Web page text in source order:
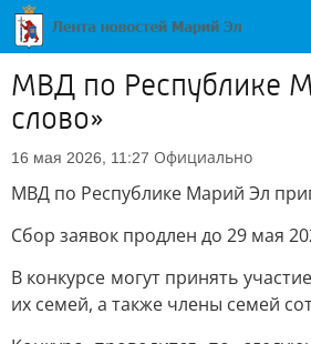
МВД по Республике
слово»
16 мая 2026, 11:27 Официально
МВД по Республике Марий Эл
Сбор заявок продлен до 29 мая
В конкурсе могут принять
их семей, а также члены семей